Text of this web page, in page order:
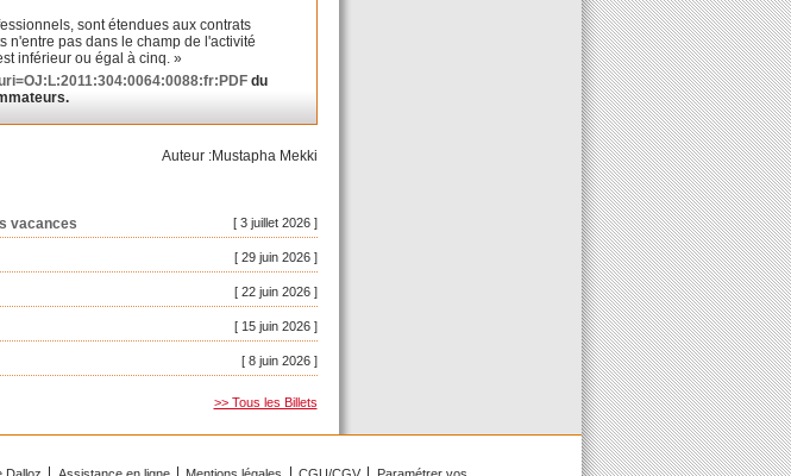
sont étendues aux contrats
n'entre pas dans le champ de l'activité
inférieur ou égal à cinq. »
du
Auteur :Mustapha Mekki
[ 3 juillet 2026 ]
vacances
[ 29 juin 2026 ]
[ 22 juin 2026 ]
[ 15 juin 2026 ]
[ 8 juin 2026 ]
>> Tous les Billets